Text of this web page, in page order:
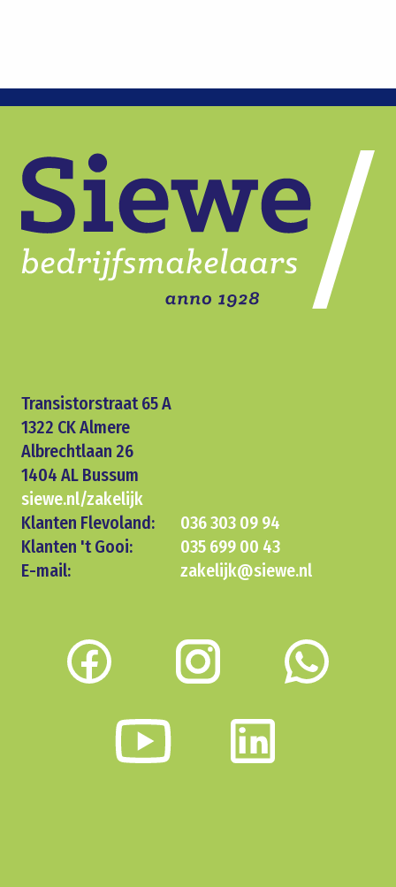
Transistorstraat 65 A
1322 CK Almere
Albrechtlaan 26
1404 AL Bussum
siewe.nl/zakelijk
Klanten Flevoland:
036 303 09 94
Klanten 't Gooi:
035 699 00 43
E-mail:
zakelijk@siewe.nl